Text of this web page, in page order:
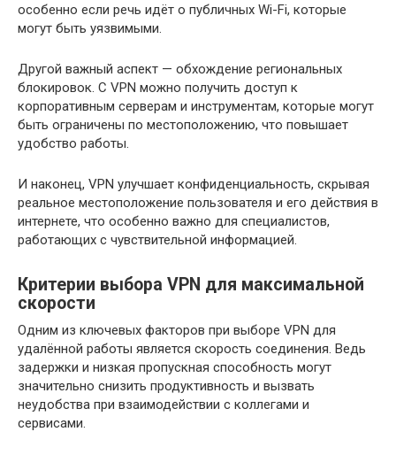
особенно если речь идёт о публичных Wi-Fi, которые
могут быть уязвимыми.
Другой важный аспект — обхождение региональных
блокировок. С VPN можно получить доступ к
корпоративным серверам и инструментам, которые могут
быть ограничены по местоположению, что повышает
удобство работы.
И наконец, VPN улучшает конфиденциальность, скрывая
реальное местоположение пользователя и его действия в
интернете, что особенно важно для специалистов,
работающих с чувствительной информацией.
Критерии выбора VPN для максимальной
скорости
Одним из ключевых факторов при выборе VPN для
удалённой работы является скорость соединения. Ведь
задержки и низкая пропускная способность могут
значительно снизить продуктивность и вызвать
неудобства при взаимодействии с коллегами и
сервисами.